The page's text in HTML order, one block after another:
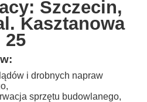
Szczecin,
Kasztanowa
25
i drobnych napraw
sprzętu budowlanego,